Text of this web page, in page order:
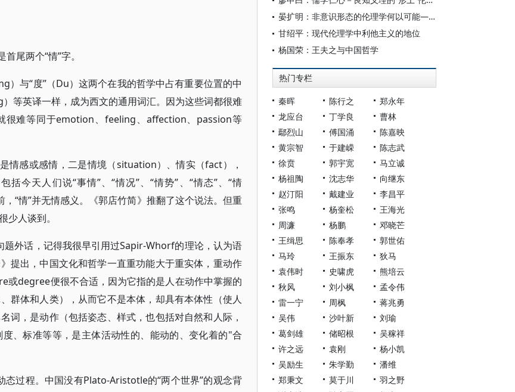
尾两个“情”字。
）与“度”（Du）这两个在我的哲学中占有重要位置的中
）等英译一样，成为西文的通用词汇。因为这些词都很难
很难等同于emotion、feeling、affection、passion等
情感或感情，二是情境（situation）、情实（fact），
今天人们说“事情”、“情况”、“情势”、“情态”、“情
“情”并无情感义。《郭店竹简》推翻了这个说法。但重
人谈到。
外话，记得我很早引用过Sapir-Whorf的理论，认为语
提出，中国文化和哲学一直重功能大于重实体，重动作
或degree便很不合适，因为它指的是人在动作中掌握的
群体和人类），从而它不是本体，却具有本体性（使人
词，是动作（包括姿态、样式，也包括对自然和人际，
、标准等等，是主体活动性的、能动的、变化着的"合
态过程。中国没有Plato-Aristotle的“两个世界”的观念背
晏扩明：非意识形态的伦理学何以可能——论阿尔都塞对马克思主义伦理学的思想贡献
甘绍平：现代伦理学中利他主义的地位
杨国荣：王夫之与中国哲学
热门专栏
秦晖 陈行之
郑永年
龙应台
丁学良
曹林
鄢烈山
傅国涌
陈嘉映
黄宗智
于建嵘
陈志武
徐贲
郭宇宽
马立诚
杨祖陶
沈志华
向继东
赵汀阳
戴建业
李昌平
张鸣
杨奎松
王海光
周濂
杨鹏
邓晓芒
王缉思
陈奉孝
郭世佑
马玲
王振东
狄马
袁伟时
史啸虎
熊培云
秋风
刘小枫
孟令伟
雷一宁
周枫
蒋兆勇
吴伟
沙叶新
刘瑜
葛剑雄
储昭根
吴稼祥
许之远
袁刚
杨小凯
吴励生
朱学勤
潘维
郑秉文
莫于川
羽之野